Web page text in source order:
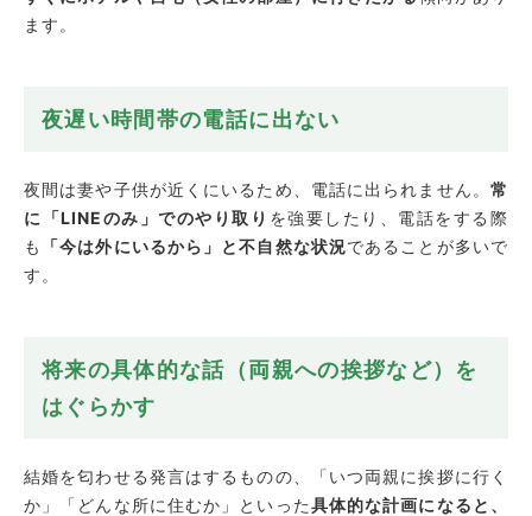
ます。
夜遅い時間帯の電話に出ない
夜間は妻や子供が近くにいるため、電話に出られません。 常
に「LINEのみ」でのやり取り を強要したり、電話をする際
も
「今は外にいるから」と不自然な状況であることが多いで
す。
将来の具体的な話（両親への挨拶など）を
はぐらかす
結婚を匂わせる発言はするものの、「いつ両親に挨拶に行く
か」「どんな所に住むか」といった具体的な計画になると、